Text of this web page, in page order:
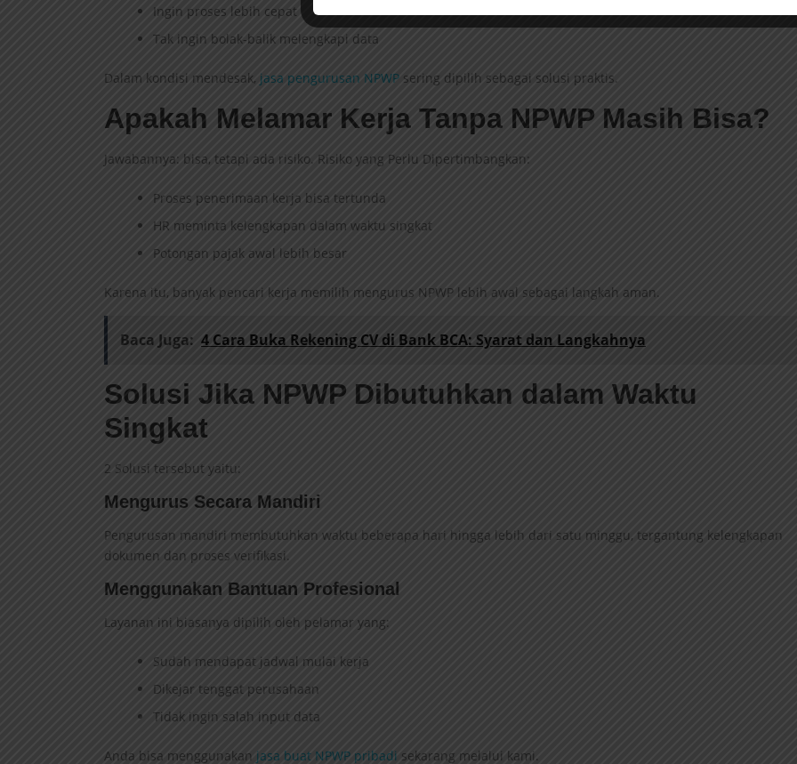
Ingin proses lebih cepat
Tak ingin bolak-balik melengkapi data
Dalam kondisi mendesak, jasa pengurusan NPWP sering dipilih sebagai solusi praktis.
Apakah Melamar Kerja Tanpa NPWP Masih Bisa?
Jawabannya: bisa, tetapi ada risiko. Risiko yang Perlu Dipertimbangkan:
Proses penerimaan kerja bisa tertunda
HR meminta kelengkapan dalam waktu singkat
Potongan pajak awal lebih besar
Karena itu, banyak pencari kerja memilih mengurus NPWP lebih awal sebagai langkah aman.
Baca Juga: 4 Cara Buka Rekening CV di Bank BCA: Syarat dan Langkahnya
Solusi Jika NPWP Dibutuhkan dalam Waktu
Singkat
2 Solusi tersebut yaitu:
Mengurus Secara Mandiri
Pengurusan mandiri membutuhkan waktu beberapa hari hingga lebih dari satu minggu, tergantung kelengkapan
dokumen dan proses verifikasi.
Menggunakan Bantuan Profesional
Layanan ini biasanya dipilih oleh pelamar yang:
Sudah mendapat jadwal mulai kerja
Dikejar tenggat perusahaan
Tidak ingin salah input data
Anda bisa menggunakan jasa buat NPWP pribadi sekarang melalui kami.